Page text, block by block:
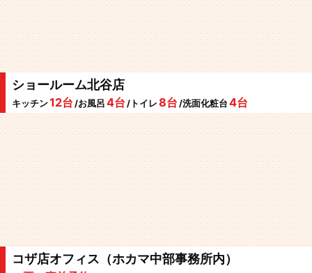
ショールーム北谷店
キッチン12台 /お風呂 4台 /トイレ 8台 /洗面化粧台 4台
コザ店オフィス（ホカマ中部事務所内）